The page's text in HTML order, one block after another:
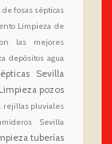
de fosas sépticas
Limpieza de
las mejores
depósitos agua
Sevilla
Limpieza pozos
rejillas pluviales
Sevilla
tuberías